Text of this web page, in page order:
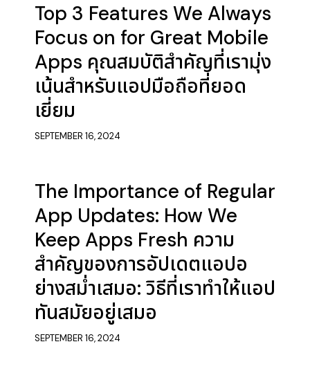
Top 3 Features We Always
Focus on for Great Mobile
Apps คุณสมบัติสำคัญที่เรามุ่ง
เน้นสำหรับแอปมือถือที่ยอด
เยี่ยม
SEPTEMBER 16, 2024
The Importance of Regular
App Updates: How We
Keep Apps Fresh ความ
สำคัญของการอัปเดตแอปอ
ย่างสม่ำเสมอ: วิธีที่เราทำให้แอป
ทันสมัยอยู่เสมอ
SEPTEMBER 16, 2024